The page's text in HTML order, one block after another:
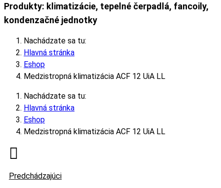
Produkty: klimatizácie, tepelné čerpadlá, fancoily,
kondenzačné jednotky
Nachádzate sa tu:
Hlavná stránka
Eshop
Medzistropná klimatizácia ACF 12 UiA LL
Nachádzate sa tu:
Hlavná stránka
Eshop
Medzistropná klimatizácia ACF 12 UiA LL
Predchádzajúci